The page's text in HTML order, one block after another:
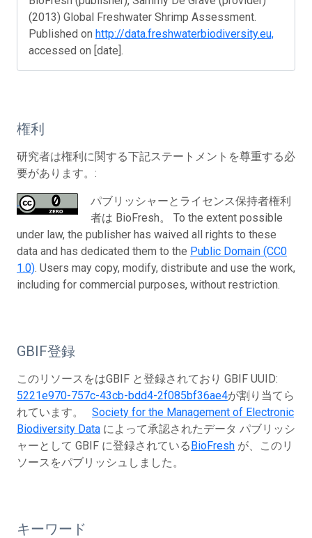
(2013) Global Freshwater Shrimp Assessment.
Published on http://data.freshwaterbiodiversity.eu,
accessed on [date].
権利
研究者は権利に関する下記ステートメントを尊重する必
要があります。:
パブリッシャーとライセンス保持者権利
者は BioFresh。 To the extent possible
under law, the publisher has waived all rights to these
data and has dedicated them to the Public Domain (CC0
1.0). Users may copy, modify, distribute and use the work,
including for commercial purposes, without restriction.
GBIF登録
このリソースをはGBIF と登録されており GBIF UUID:
5221e970-757c-43cb-bdd4-2f085bf36ae4が割り当てら
れています。 Society for the Management of Electronic
Biodiversity Data によって承認されたデータ パブリッシ
ャーとして GBIF に登録されているBioFresh が、このリ
ソースをパブリッシュしました。
キーワード